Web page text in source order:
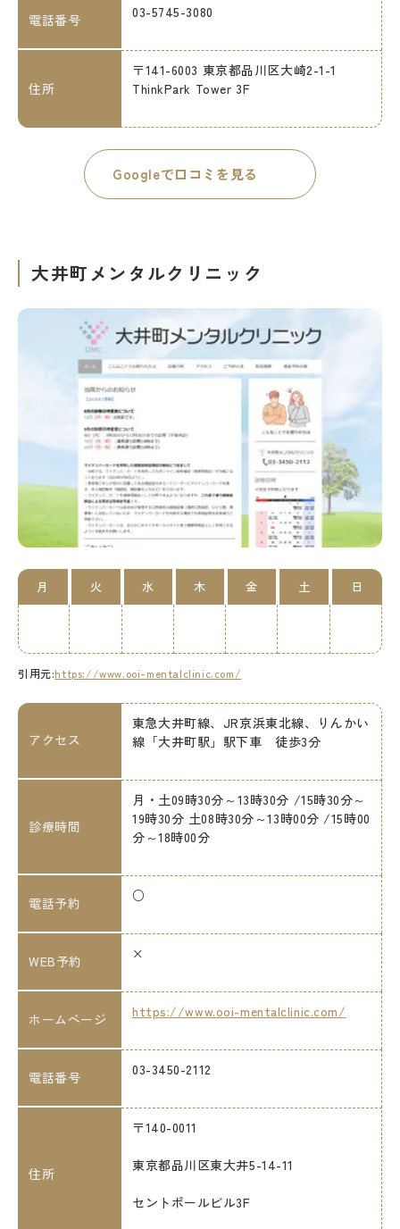
電話番号 03-5745-3080
住所
〒141-6003 東京都品川区大崎2-1-1
ThinkPark Tower 3F
Googleで口コミを見る
大井町メンタルクリニック
月 火 水 木 金 土 日
引用元:https://www.ooi-mentalclinic.com/
アクセス
東急大井町線、JR京浜東北線、りんかい
線「大井町駅」駅下車 徒歩3分
診療時間
月・土09時30分～13時30分 /15時30分～
19時30分 土08時30分～13時00分 /15時00
分～18時00分
電話予約 ○
WEB予約 ×
ホームページ https://www.ooi-mentalclinic.com/
電話番号 03-3450-2112
住所
〒140-0011
東京都品川区東大井5-14-11
セントポールビル3F